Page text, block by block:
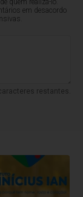
em desacordo
restantes.